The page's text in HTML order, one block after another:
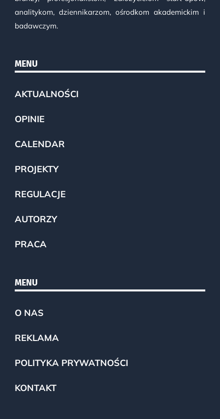
analitykom, dziennikarzom, ośrodkom akademickim i
badawczym.
MENU
AKTUALNOŚCI
OPINIE
CALENDAR
PROJEKTY
REGULACJE
AUTORZY
PRACA
MENU
O NAS
REKLAMA
POLITYKA PRYWATNOŚCI
KONTAKT